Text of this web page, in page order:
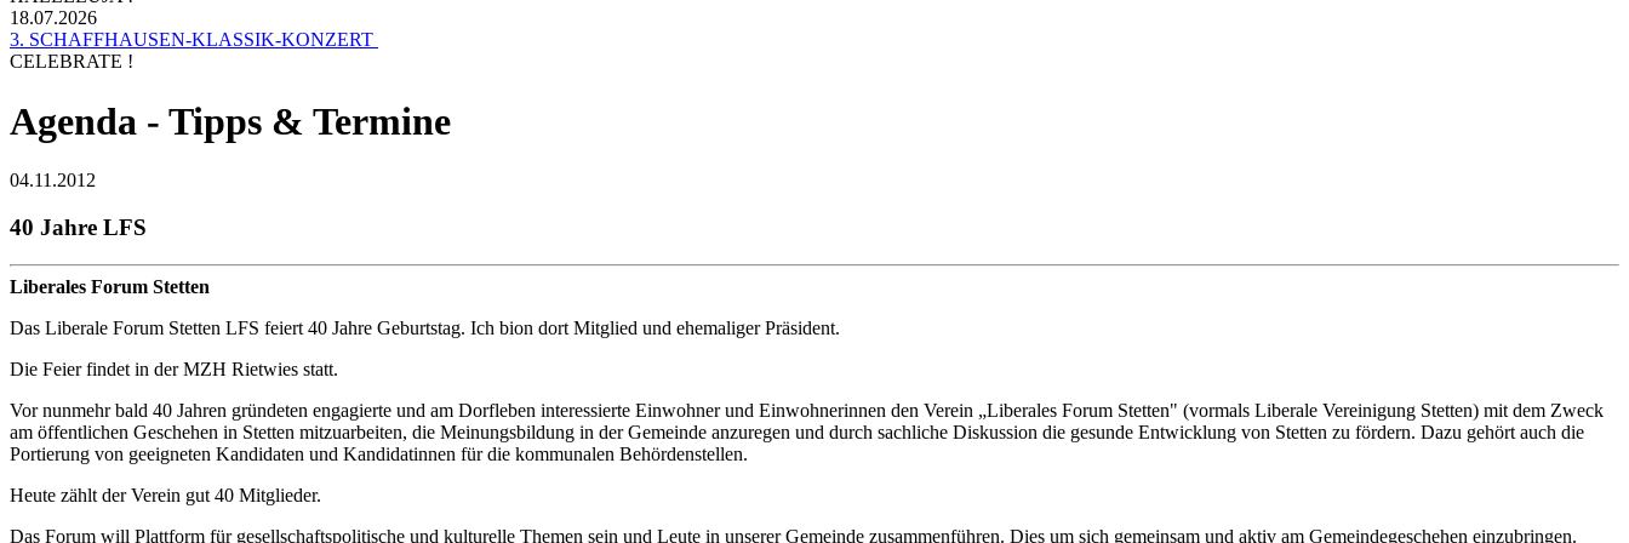
18.07.2026
3. SCHAFFHAUSEN-KLASSIK-KONZERT
CELEBRATE !
Agenda - Tipps & Termine
04.11.2012
40 Jahre LFS
Liberales Forum Stetten
Das Liberale Forum Stetten LFS feiert 40 Jahre Geburtstag. Ich bion dort Mitglied und ehemaliger Präsident.
Die Feier findet in der MZH Rietwies statt.
Vor nunmehr bald 40 Jahren gründeten engagierte und am Dorfleben interessierte Einwohner und Einwohnerinnen den Verein „Liberales Forum Stetten" (vormals Liberale Vereinigung Stetten) mit dem Zweck
am öffentlichen Geschehen in Stetten mitzuarbeiten, die Meinungsbildung in der Gemeinde anzuregen und durch sachliche Diskussion die gesunde Entwicklung von Stetten zu fördern. Dazu gehört auch die
Portierung von geeigneten Kandidaten und Kandidatinnen für die kommunalen Behördenstellen.
Heute zählt der Verein gut 40 Mitglieder.
Das Forum will Plattform für gesellschaftspolitische und kulturelle Themen sein und Leute in unserer Gemeinde zusammenführen. Dies um sich gemeinsam und aktiv am Gemeindegeschehen einzubringen.